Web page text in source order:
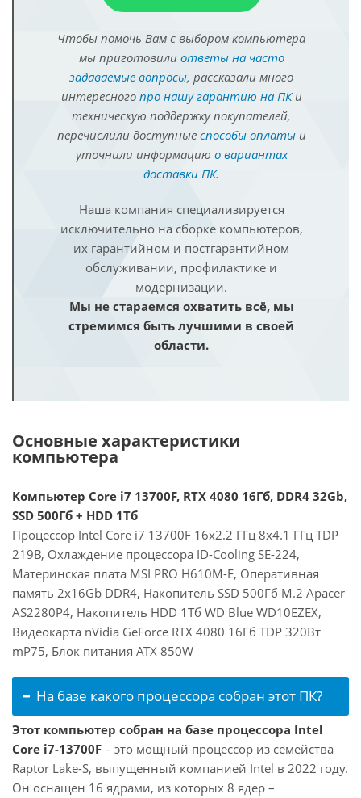
Чтобы помочь Вам с выбором компьютера
мы приготовили ответы на часто
задаваемые вопросы, рассказали много
интересного про нашу гарантию на ПКи
техническую поддержку покупателей,
перечислили доступные способы оплатыи
уточнили информацию о вариантах
доставки ПК.
Наша компания специализируется
исключительно на сборке компьютеров,
их гарантийном и постгарантийном
обслуживании, профилактике и
модернизации.
Мы не стараемся охватить всё, мы
стремимся быть лучшими в своей
области.
Основные характеристики
компьютера
Компьютер Core i7 13700F, RTX 4080 16Гб, DDR4 32Gb,
SSD 500Гб + HDD 1Тб
Процессор Intel Core i7 13700F 16x2.2 ГГц 8x4.1 ГГц TDP
219В, Охлаждение процессора ID-Cooling SE-224,
Материнская плата MSI PRO H610M-E, Оперативная
память 2x16Gb DDR4, Накопитель SSD 500Гб M.2 Apacer
AS2280P4, Накопитель HDD 1Тб WD Blue WD10EZEX,
Видеокарта nVidia GeForce RTX 4080 16Гб TDP 320Вт
mP75, Блок питания ATX 850W
На базе какого процессора собран этот ПК?
Этот компьютер собран на базе процессора Intel
Core i7-13700F – это мощный процессор из семейства
Raptor Lake-S, выпущенный компанией Intel в 2022 году.
Он оснащен 16 ядрами, из которых 8 ядер –